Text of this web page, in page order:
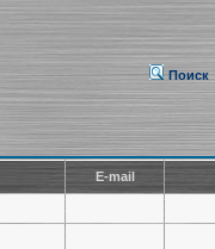
Поиск
E-mail